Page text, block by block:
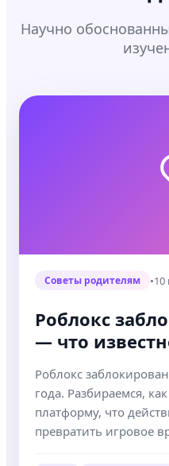
Научно
Советы родителям •10
Роблокс
— что
Роблокс
года. Разбираемся,
платформу, что
превратить игровое